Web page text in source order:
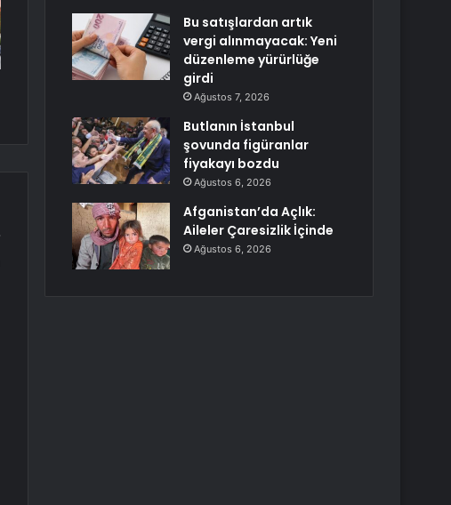
Bu satışlardan artık
vergi alınmayacak: Yeni
düzenleme yürürlüğe
girdi
Ağustos 7, 2026
Butlanın İstanbul
şovunda figüranlar
fiyakayı bozdu
Ağustos 6, 2026
Afganistan’da Açlık:
Aileler Çaresizlik İçinde
Ağustos 6, 2026